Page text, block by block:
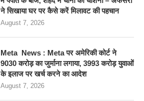
ने सिखाया घर पर कैसे करें मिलावट की पहचान
August 7, 2026
Meta News : Meta पर अमेरिकी कोर्ट ने
9030 करोड़ का जुर्माना लगाया, 3993 करोड़ युवाओं
के इलाज पर खर्च करने का आदेश
August 7, 2026